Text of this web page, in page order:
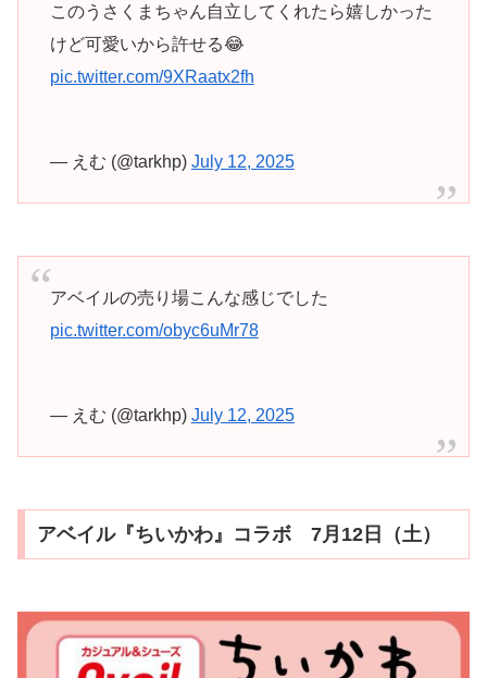
このうさくまちゃん自立してくれたら嬉しかった
けど可愛いから許せる😂
pic.twitter.com/9XRaatx2fh
— えむ (@tarkhp) July 12, 2025
アベイルの売り場こんな感じでした
pic.twitter.com/obyc6uMr78
— えむ (@tarkhp) July 12, 2025
アベイル『ちいかわ』コラボ 7月12日（土）